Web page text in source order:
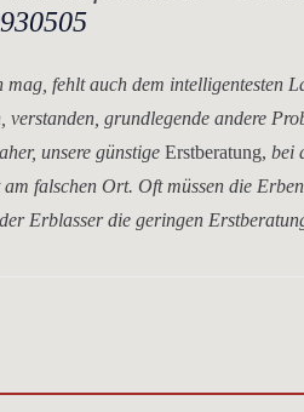
fehlt auch dem intelligentesten
grundlegende andere
unsere günstige Erstberatung, bei
falschen Ort. Oft müssen die
Erblasser die geringen